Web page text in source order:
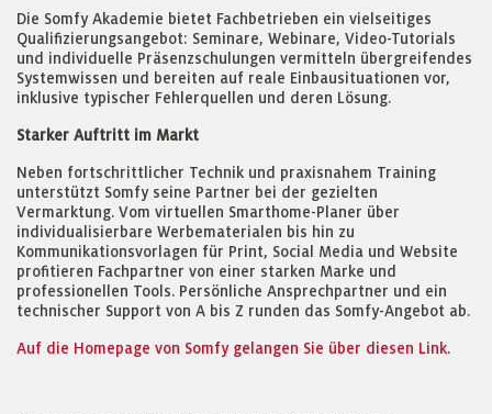
Die Somfy Akademie bietet Fachbetrieben ein vielseitiges
Qualifizierungsangebot: Seminare, Webinare, Video-Tutorials
und individuelle Präsenzschulungen vermitteln übergreifendes
Systemwissen und bereiten auf reale Einbausituationen vor,
inklusive typischer Fehlerquellen und deren Lösung.
Starker Auftritt im Markt
Neben fortschrittlicher Technik und praxisnahem Training
unterstützt Somfy seine Partner bei der gezielten
Vermarktung. Vom virtuellen Smarthome-Planer über
individualisierbare Werbematerialen bis hin zu
Kommunikationsvorlagen für Print, Social Media und Website
profitieren Fachpartner von einer starken Marke und
professionellen Tools. Persönliche Ansprechpartner und ein
technischer Support von A bis Z runden das Somfy-Angebot ab.
Auf die Homepage von Somfy gelangen Sie über diesen Link.